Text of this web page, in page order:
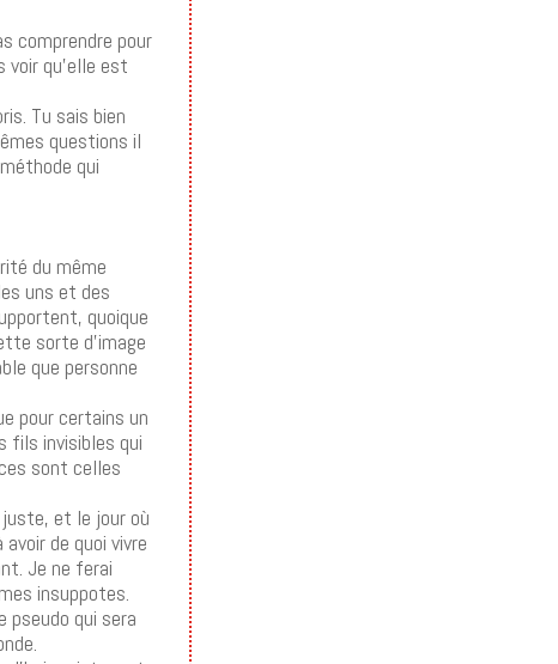
comprendre pour
voir qu’elle est
Tu sais bien
questions il
qui
du même
uns et des
quoique
sorte d’image
que personne
pour certains un
fils invisibles qui
sont celles
et le jour où
de quoi vivre
Je ne ferai
insuppotes.
pseudo qui sera